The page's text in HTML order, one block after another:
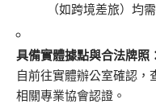
（如跨境差旅）均
具備實體據點與合法牌照
自前往實體辦公室確認
相關專業協會認證。